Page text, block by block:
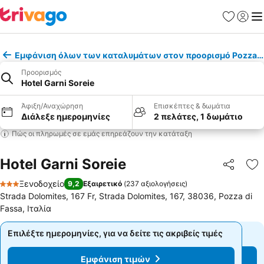
Εμφάνιση όλων των καταλυμάτων στον προορισμό Pozza
Προορισμός
Hotel Garni Soreie
Άφιξη/Αναχώρηση
Διάλεξε ημερομηνίες
Επισκέπτες & δωμάτια
2 πελάτες, 1 δωμάτιο
Πώς οι πληρωμές σε εμάς επηρεάζουν την κατάταξη
Hotel Garni Soreie
3 Αστέρια
Ξενοδοχείο 9,2 Εξαιρετικό (237 αξιολογήσεις)
Strada Dolomites, 167 Fr, Strada Dolomites, 167, 38036, Pozza di
Fassa, Ιταλία
Επιλέξτε ημερομηνίες, για να δείτε τις ακριβείς τιμές
Εμφάνιση τιμών
Επιλέξτε ημερομηνίες, για να δείτε τις ακριβείς τιμές
Εμφάνιση τιμών